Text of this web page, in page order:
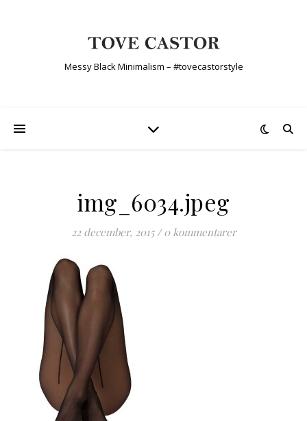
Messy Black Minimalism – #tovecastorstyle
img_6034.jpeg
22 december, 2015 / 0 kommentarer